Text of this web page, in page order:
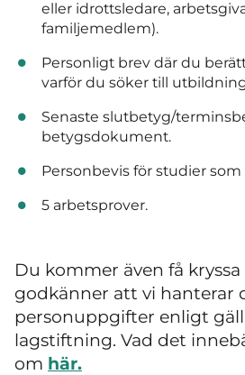
eller idrottsledare,
familjemedlem).
Personligt brev där du
varför du söker till
Senaste slutbetyg/
betygsdokument.
Personbevis för studier
5 arbetsprover.
Du kommer även få
godkänner att vi hanterar
personuppgifter enligt
lagstiftning. Vad det
om här.